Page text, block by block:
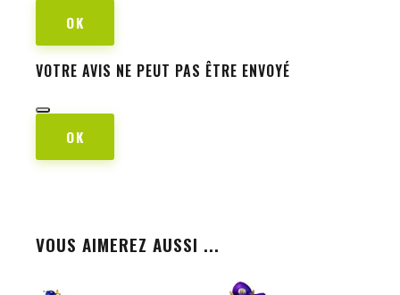
OK
VOTRE AVIS NE PEUT PAS ÊTRE ENVOYÉ
OK
VOUS AIMEREZ AUSSI ...